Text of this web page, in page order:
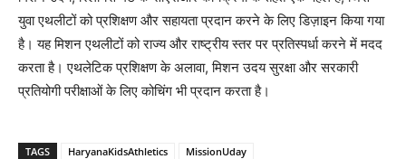
युवा एथलीटों को प्रशिक्षण और सहायता प्रदान करने के लिए डिज़ाइन किया गया
है। यह मिशन एथलीटों को राज्य और राष्ट्रीय स्तर पर प्रतिस्पर्धा करने में मदद
करता है। एथलेटिक प्रशिक्षण के अलावा, मिशन उदय सुरक्षा और सरकारी
प्रतियोगी परीक्षाओं के लिए कोचिंग भी प्रदान करता है।
TAGS HaryanaKidsAthletics
MissionUday